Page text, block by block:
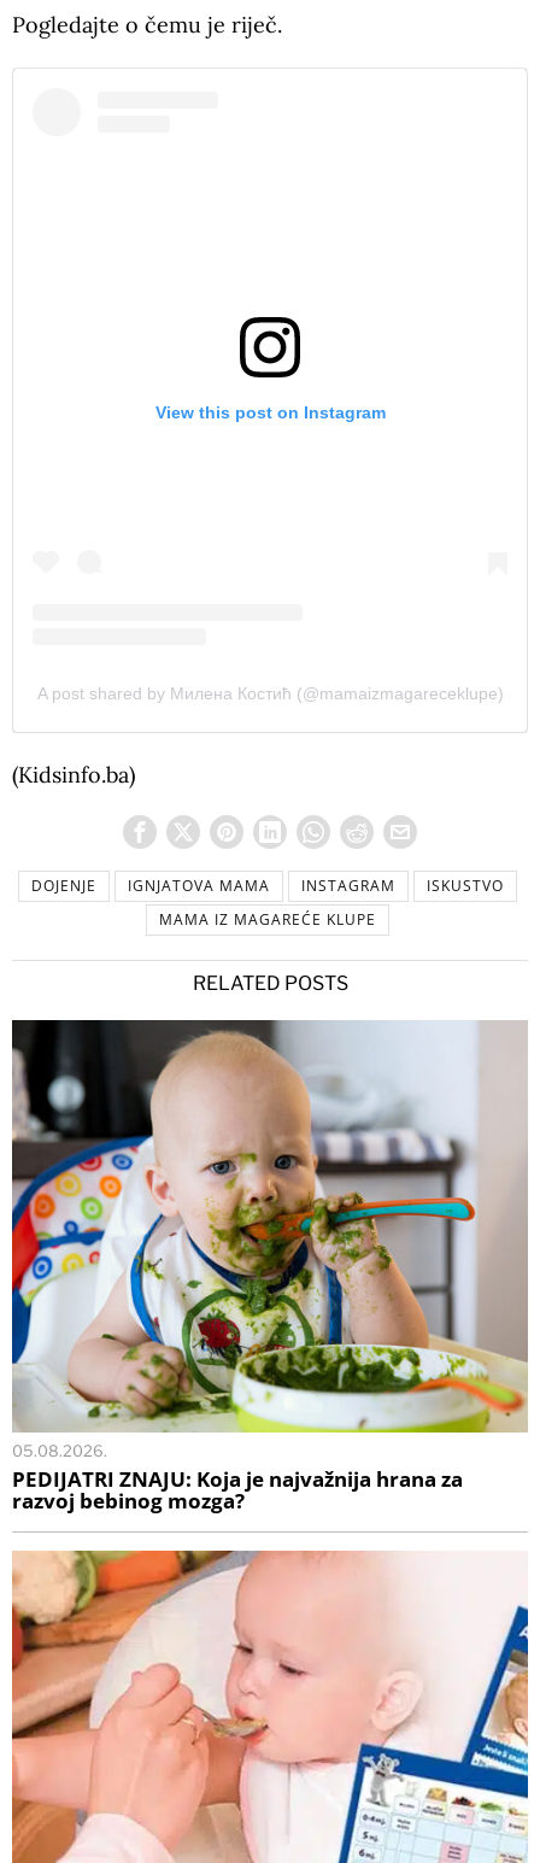
Pogledajte o čemu je riječ.
View this post on Instagram
A post shared by Милена Костић (@mamaizmagareceklupe)
(Kidsinfo.ba)
DOJENJE IGNJATOVA MAMA INSTAGRAM
ISKUSTVO
MAMA IZ MAGAREĆE KLUPE
RELATED POSTS
05.08.2026.
PEDIJATRI ZNAJU: Koja je najvažnija hrana za
razvoj bebinog mozga?